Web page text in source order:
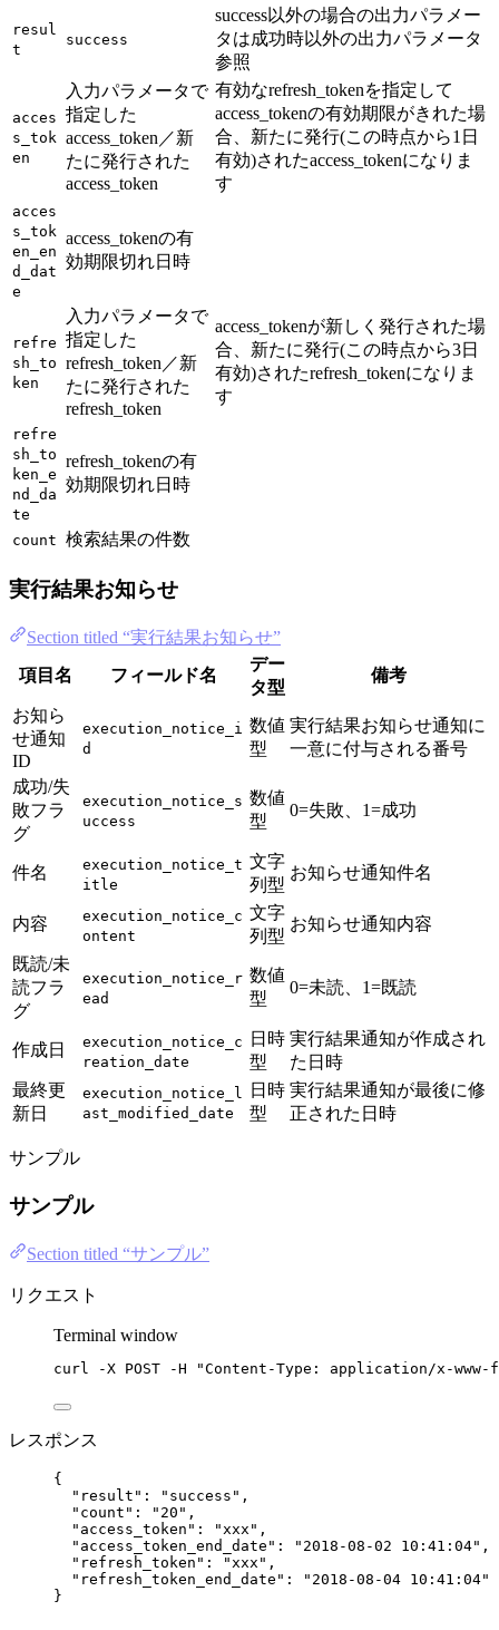
resul
t
success
success以外の場合の出力パラメー
タは成功時以外の出力パラメータ
参照
acces
s_tok
en
入力パラメータで
指定した
access_token／新
たに発行された
access_token
有効なrefresh_tokenを指定して
access_tokenの有効期限がきれた場
合、新たに発行(この時点から1日
有効)されたaccess_tokenになりま
す
acces
s_tok
en_en
d_dat
e
access_tokenの有
効期限切れ日時
refre
sh_to
ken
入力パラメータで
指定した
refresh_token／新
たに発行された
refresh_token
access_tokenが新しく発行された場
合、新たに発行(この時点から3日
有効)されたrefresh_tokenになりま
す
refre
sh_to
ken_e
nd_da
te
refresh_tokenの有
効期限切れ日時
count 検索結果の件数
実行結果お知らせ
Section titled “実行結果お知らせ”
項目名
フィールド名
デー
タ型
備考
お知ら
せ通知
ID
execution_notice_i
d
数値
型
実行結果お知らせ通知に
一意に付与される番号
成功/失
敗フラ
グ
execution_notice_s
uccess
数値
型
0=失敗、1=成功
件名
execution_notice_t
itle
文字
列型
お知らせ通知件名
内容
execution_notice_c
ontent
文字
列型
お知らせ通知内容
既読/未
読フラ
グ
execution_notice_r
ead
数値
型
0=未読、1=既読
作成日
execution_notice_c
reation_date
日時
型
実行結果通知が作成され
た日時
最終更
新日
execution_notice_l
ast_modified_date
日時
型
実行結果通知が最後に修
正された日時
サンプル
サンプル
Section titled “サンプル”
リクエスト
Terminal window
curl -X POST -H "Content-Type: application/x-www-
レスポンス
{
"result" : " success " ,
"count" : " 20 " ,
"access_token" : " xxx " ,
"access_token_end_date" : " 2018-08-02 10:41:04" ,
"refresh_token" : " xxx " ,
"refresh_token_end_date" : " 2018-08-04 10:41:04"
}